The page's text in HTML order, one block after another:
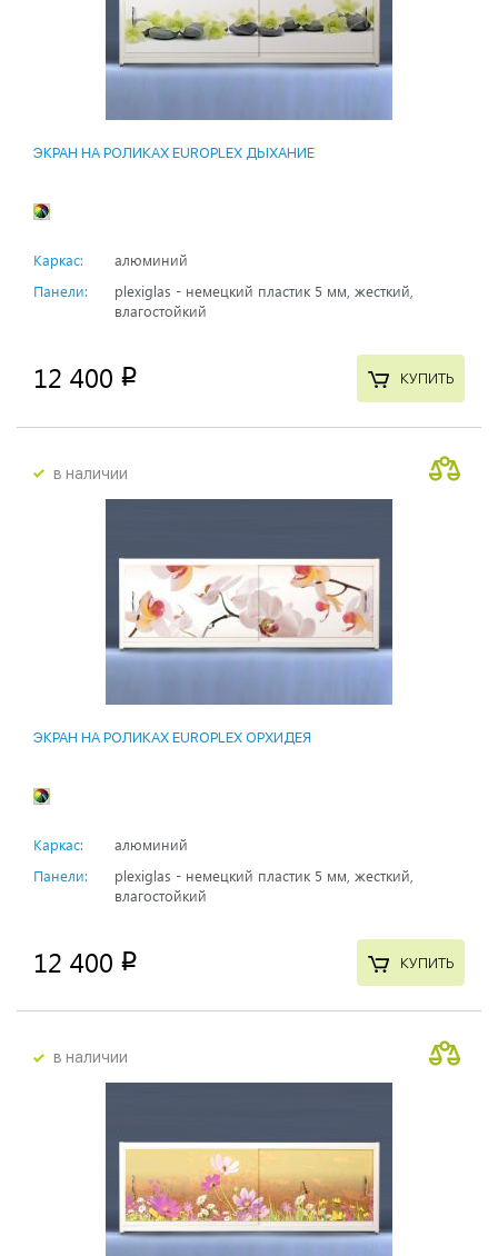
ЭКРАН НА РОЛИКАХ EUROPLEX ДЫХАНИЕ
Каркас:
алюминий
Панели:
plexiglas - немецкий пластик 5 мм, жесткий,
влагостойкий
12 400 p КУПИТЬ
в наличии
ЭКРАН НА РОЛИКАХ EUROPLEX ОРХИДЕЯ
Каркас:
алюминий
Панели:
plexiglas - немецкий пластик 5 мм, жесткий,
влагостойкий
12 400 p КУПИТЬ
в наличии